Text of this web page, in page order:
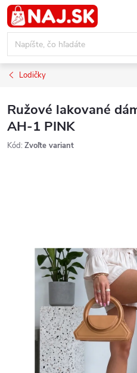
Prejsť
na
obsah
Lodičky
Ružové lakované
AH-1 PINK
Kód: Zvoľte variant